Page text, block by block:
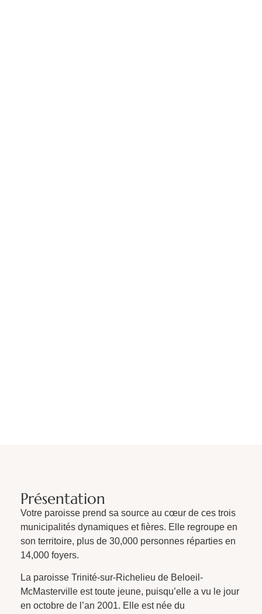
Présentation
Votre paroisse prend sa source au cœur de ces trois
municipalités dynamiques et fières. Elle regroupe en
son territoire, plus de 30,000 personnes réparties en
14,000 foyers.
La paroisse Trinité-sur-Richelieu de Beloeil-
McMasterville est toute jeune, puisqu’elle a vu le jour
en octobre de l’an 2001. Elle est née du